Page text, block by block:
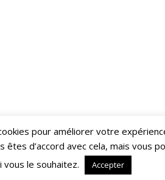
actualités du Poing !
VOUS À LA NEWSLETTER
pour améliorer votre
êtes d’accord avec cela, mais vous
vous le souhaitez.
Accepter